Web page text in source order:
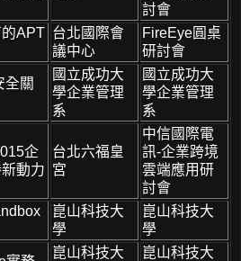
討會
APT 台北國際會
議中心
FireEye圓桌
研討會
全關
國立成功大
學企業管理
系
國立成功大
學企業管理
系
企
動力
台北六福皇
宮
中信國際電
訊-企業跨境
雲端應用研
討會
崑山科技大
學
崑山科技大
學
崑山科技大 崑山科技大